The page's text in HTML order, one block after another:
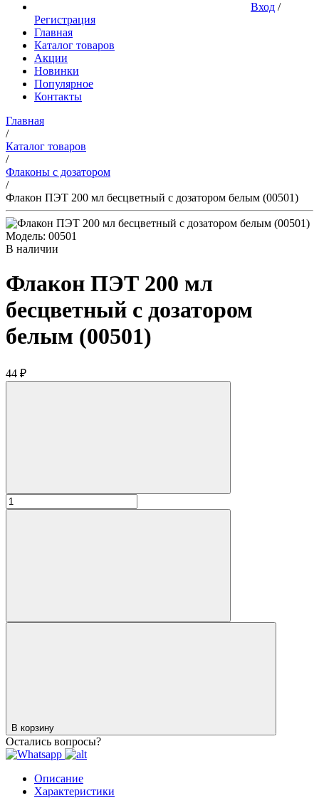
Вход /
Регистрация
Главная
Каталог товаров
Акции
Новинки
Популярное
Контакты
Главная
/
Каталог товаров
/
Флаконы с дозатором
/
Флакон ПЭТ 200 мл бесцветный с дозатором белым (00501)
Модель: 00501
В наличии
Флакон ПЭТ 200 мл
бесцветный с дозатором
белым (00501)
44 ₽
В корзину
Остались вопросы?
Описание
Характеристики